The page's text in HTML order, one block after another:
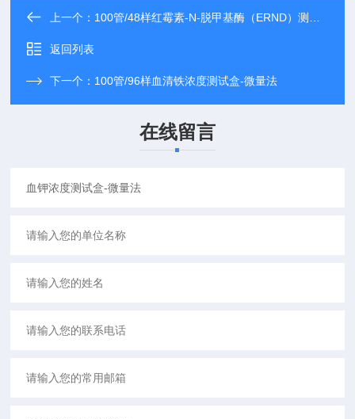
上一个： 100管/48样红霉素-N-脱甲基酶（ERND）测试盒-微量法
返回列表
下一个： 100管/96样血清铁浓度测试盒-微量法
在线留言